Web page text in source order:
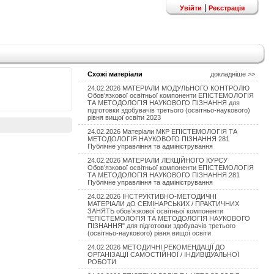
Увійти Реєстрація
Схожі матеріали
докладніше >>
24.02.2026 МАТЕРІАЛИ МОДУЛЬНОГО КОНТРОЛЮ
Обов’язкової освітньої компоненти ЕПІСТЕМОЛОГІЯ
ТА МЕТОДОЛОГІЯ НАУКОВОГО ПІЗНАННЯ для
підготовки здобувачів третього (освітньо-наукового)
рівня вищої освіти 2023
24.02.2026 Матеріали МКР ЕПІСТЕМОЛОГІЯ ТА
МЕТОДОЛОГІЯ НАУКОВОГО ПІЗНАННЯ 281
Публічне управління та адміністрування
24.02.2026 МАТЕРІАЛИ ЛЕКЦІЙНОГО КУРСУ
Обов’язкової освітньої компоненти ЕПІСТЕМОЛОГІЯ
ТА МЕТОДОЛОГІЯ НАУКОВОГО ПІЗНАННЯ 281
Публічне управління та адміністрування
24.02.2026 ІНСТРУКТИВНО-МЕТОДИЧНІ
МАТЕРІАЛИ дО СЕМІНАРСЬКИХ / ПРАКТИЧНИХ
ЗАНЯТЬ обов’язкової освітньої компоненти
"ЕПІСТЕМОЛОГІЯ ТА МЕТОДОЛОГІЯ НАУКОВОГО
ПІЗНАННЯ" для підготовки здобувачів третього
(освітньо-наукового) рівня вищої освіти
24.02.2026 МЕТОДИЧНІ РЕКОМЕНДАЦІЇ ДО
ОРГАНІЗАЦІЇ САМОСТІЙНОЇ / ІНДИВІДУАЛЬНОЇ
РОБОТИ